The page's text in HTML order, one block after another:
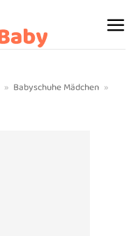
» Babyschuhe Mädchen »